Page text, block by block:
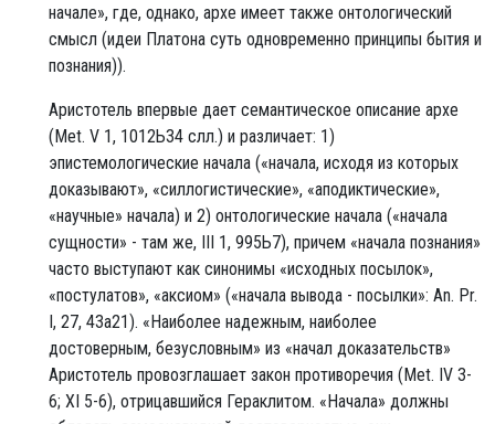
начале», где, однако, архе имеет также онтологический
смысл (идеи Платона суть одновременно принципы бытия и
познания)).
Аристотель впервые дает семантическое описание архе
(Met. V 1, 1012Ь34 слл.) и различает: 1)
эпистемологические начала («начала, исходя из которых
доказывают», «силлогистические», «аподиктические»,
«научные» начала) и 2) онтологические начала («начала
сущности» - там же, III 1, 995Ь7), причем «начала познания»
часто выступают как синонимы «исходных посылок»,
«постулатов», «аксиом» («начала вывода - посылки»: An. Pr.
I, 27, 43а21). «Наиболее надежным, наиболее
достоверным, безусловным» из «начал доказательств»
Аристотель провозглашает закон противоречия (Met. IV 3-
6; XI 5-6), отрицавшийся Гераклитом. «Начала» должны